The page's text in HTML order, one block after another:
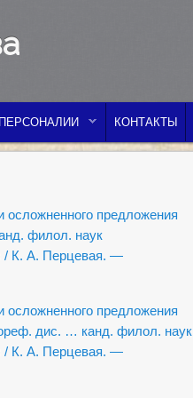
ПЕРСОНАЛИИ КОНТАКТЫ
осложненного предложения
филол. наук
/ К. А. Перцевая. —
осложненного предложения
дис. … канд. филол. наук
/ К. А. Перцевая. —